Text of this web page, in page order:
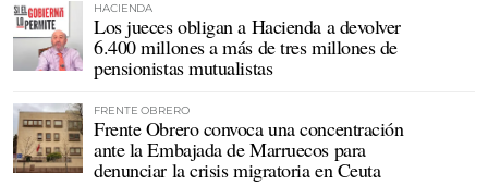
HACIENDA
Los jueces obligan a Hacienda a devolver
6.400 millones a más de tres millones de
pensionistas mutualistas
FRENTE OBRERO
Frente Obrero convoca una concentración
ante la Embajada de Marruecos para
denunciar la crisis migratoria en Ceuta